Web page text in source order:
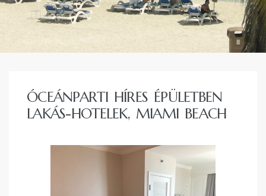
ÓCEÁNPARTI HÍRES ÉPÜLETBEN
LAKÁS-HOTELEK, MIAMI BEACH